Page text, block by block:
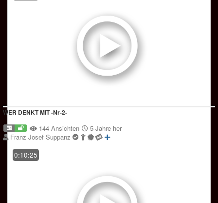
WER DENKT MIT -Nr-2-
144 Ansichten
5 Jahre her
Franz Josef Suppanz
0:10:25